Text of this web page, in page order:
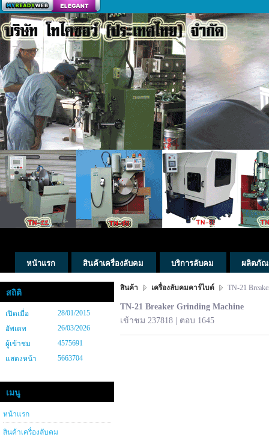
สร้างเว็บ
หน้าแรก สินค้าเครื่องลับคม บริการลับคม ผลิตภัณ
สถิติ
เปิดเมื่อ
28/01/2015
อัพเดท
26/03/2026
ผู้เข้าชม
4575691
แสดงหน้า
5663704
เมนู
หน้าแรก
สินค้าเครื่องลับคม
สินค้า เครื่องลับคมคาร์ไบด์ TN-21
TN-21 Breaker Grinding Machine
เข้าชม 237818 | ตอบ 1645